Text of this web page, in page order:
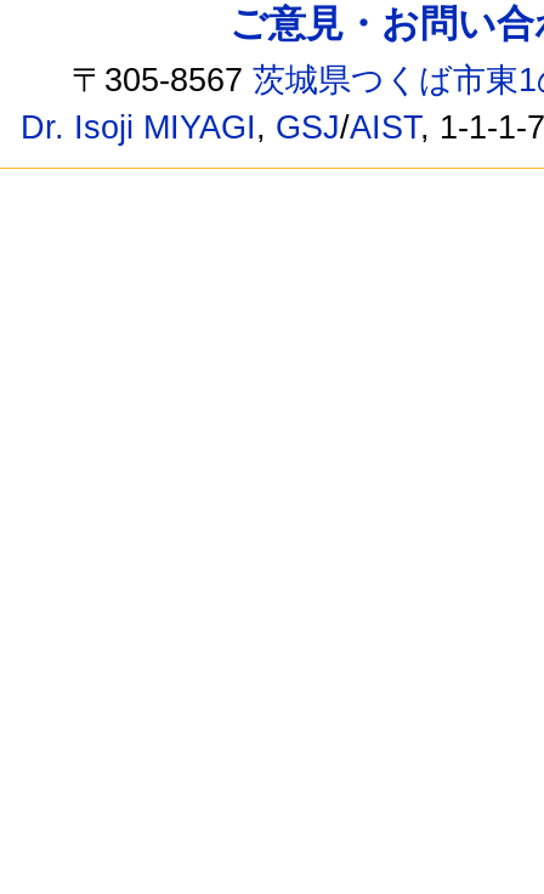
ご意見・お問い
〒305-8567茨城県つくば市東
Dr. Isoji MIYAGI, GSJ/AIST, 1-1-1-